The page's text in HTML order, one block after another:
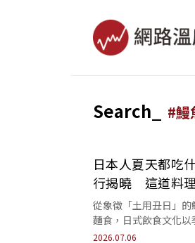
Search_ #鰻
日本人夏天都吃
行揭曉 這道料
從象徵「土用丑日」
麵食，日式飲食文化
些美食最受台灣網友關
2026.07.06